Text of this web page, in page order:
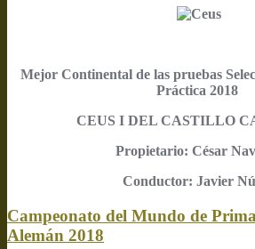
Mejor Continental de las pruebas
Práctica 2018
CEUS I DEL CASTILLO
Propietario: César
Conductor: Javier
Campeonato del Mundo de
Alemán 2018